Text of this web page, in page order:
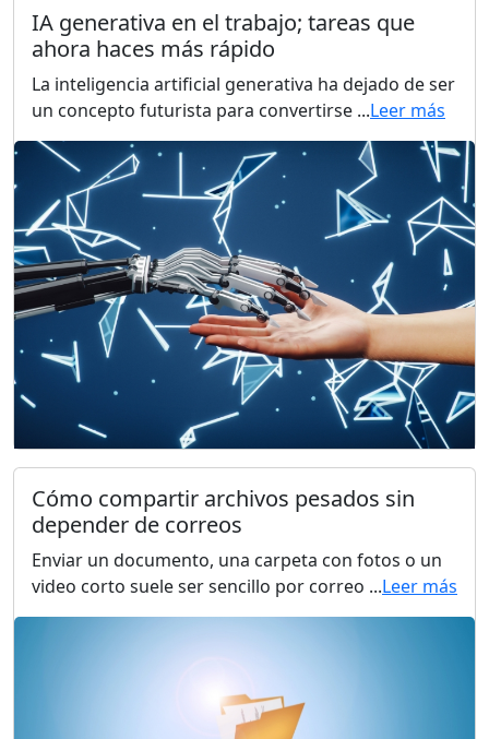
IA generativa en el trabajo; tareas que
ahora haces más rápido
La inteligencia artificial generativa ha dejado de ser
un concepto futurista para convertirse ...Leer más
Cómo compartir archivos pesados sin
depender de correos
Enviar un documento, una carpeta con fotos o un
video corto suele ser sencillo por correo ...Leer más